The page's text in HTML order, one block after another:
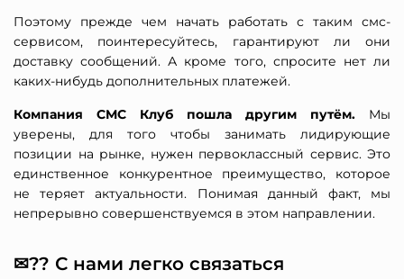
Поэтому прежде чем начать работать с таким смс-
сервисом, поинтересуйтесь, гарантируют ли они
доставку сообщений. А кроме того, спросите нет ли
каких-нибудь дополнительных платежей.
Компания СМС Клуб пошла другим путём. Мы
уверены, для того чтобы занимать лидирующие
позиции на рынке, нужен первоклассный сервис. Это
единственное конкурентное преимущество, которое
не теряет актуальности. Понимая данный факт, мы
непрерывно совершенствуемся в этом направлении.
✉?? С нами легко связаться